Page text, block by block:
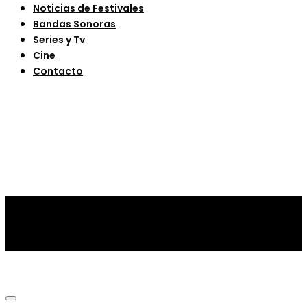
Noticias de Festivales
Bandas Sonoras
Series y Tv
Cine
Contacto